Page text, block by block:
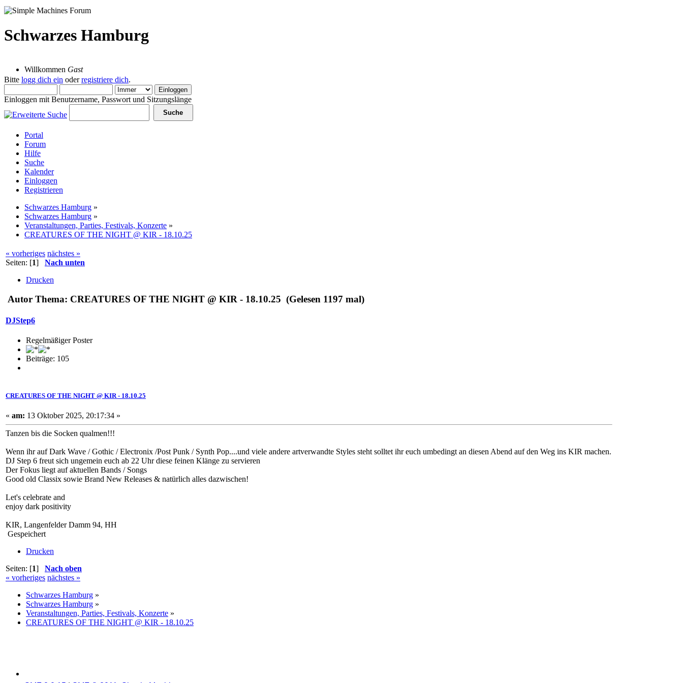
Schwarzes Hamburg
Willkommen Gast
Bitte logg dich ein oderregistriere dich.
Einloggen mit Benutzername, Passwort und Sitzungslänge
Portal
Forum
Hilfe
Suche
Kalender
Einloggen
Registrieren
Schwarzes Hamburg »
Schwarzes Hamburg »
Veranstaltungen, Parties, Festivals, Konzerte »
CREATURES OF THE NIGHT @ KIR - 18.10.25
« vorheriges nächstes »
Seiten: [1] Nach unten
Drucken
Autor Thema: CREATURES OF THE NIGHT @ KIR - 18.10.25 (Gelesen 1197 mal)
DJStep6
Regelmäßiger Poster
Beiträge: 105
CREATURES OF THE NIGHT @ KIR - 18.10.25
« am: 13 Oktober 2025, 20:17:34 »
Tanzen bis die Socken qualmen!!!
Wenn ihr auf Dark Wave / Gothic / Electronix /Post Punk / Synth Pop....und viele andere artverwandte Styles steht solltet ihr euch umbedingt an diesen Abend auf den Weg ins KIR machen.
DJ Step 6 freut sich ungemein euch ab 22 Uhr diese feinen Klänge zu servieren
Der Fokus liegt auf aktuellen Bands / Songs
Good old Classix sowie Brand New Releases & natürlich alles dazwischen!
Let's celebrate and
enjoy dark positivity
KIR, Langenfelder Damm 94, HH
Gespeichert
Drucken
Seiten: [1] Nach oben
« vorheriges nächstes »
Schwarzes Hamburg »
Schwarzes Hamburg »
Veranstaltungen, Parties, Festivals, Konzerte »
CREATURES OF THE NIGHT @ KIR - 18.10.25